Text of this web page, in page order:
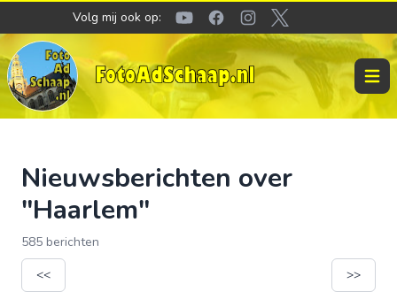
Volg mij ook op:
YoutubeFacebookInstagram
Twitter
Open
Nieuwsberichten over
"Haarlem"
585 berichten
<<
>>